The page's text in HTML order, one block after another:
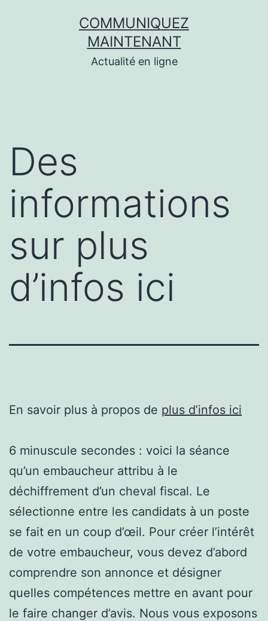
COMMUNIQUEZ
MAINTENANT
Actualité en ligne
Des
informations
sur plus
d’infos ici
En savoir plus à propos de plus d’infos ici
6 minuscule secondes : voici la séance
qu’un embaucheur attribu à le
déchiffrement d’un cheval fiscal. Le
sélectionne entre les candidats à un poste
se fait en un coup d’œil. Pour créer l’intérêt
de votre embaucheur, vous devez d’abord
comprendre son annonce et désigner
quelles compétences mettre en avant pour
le faire changer d’avis. Nous vous exposons